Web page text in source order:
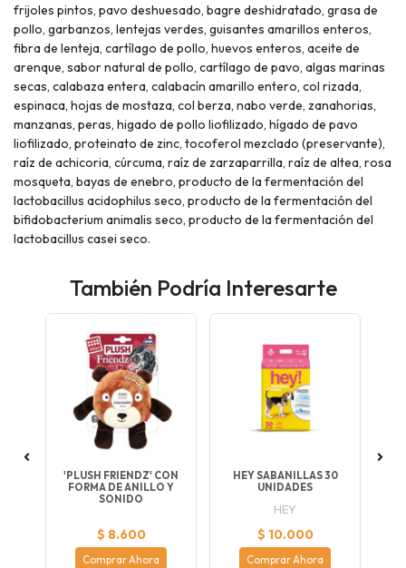
frijoles pintos, pavo deshuesado, bagre deshidratado, grasa de
pollo, garbanzos, lentejas verdes, guisantes amarillos enteros,
fibra de lenteja, cartílago de pollo, huevos enteros, aceite de
arenque, sabor natural de pollo, cartílago de pavo, algas marinas
secas, calabaza entera, calabacín amarillo entero, col rizada,
espinaca, hojas de mostaza, col berza, nabo verde, zanahorias,
manzanas, peras, higado de pollo liofilizado, hígado de pavo
liofilizado, proteinato de zinc, tocoferol mezclado (preservante),
raíz de achicoria, cúrcuma, raíz de zarzaparrilla, raíz de altea, rosa
mosqueta, bayas de enebro, producto de la fermentación del
lactobacillus acidophilus seco, producto de la fermentación del
bifidobacterium animalis seco, producto de la fermentación del
lactobacillus casei seco.
También Podría Interesarte
'PLUSH FRIENDZ' CON
FORMA DE ANILLO Y
SONIDO
$ 8.600
Comprar Ahora
HEY SABANILLAS 30
UNIDADES
HEY
$ 10.000
Comprar Ahora